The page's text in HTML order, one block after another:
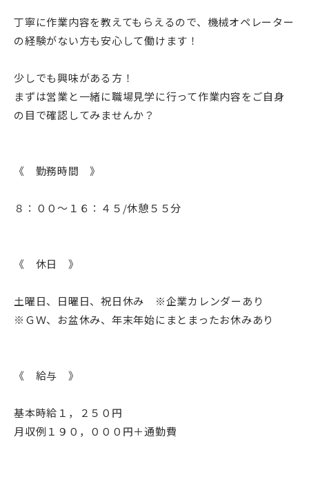
丁寧に作業内容を教えてもらえるので、機械オペレーター
の経験がない方も安心して働けます！
少しでも興味がある方！
まずは営業と一緒に職場見学に行って作業内容をご自身
の目で確認してみませんか？
《 勤務時間 》
８：００～１６：４５/休憩５５分
《 休日 》
土曜日、日曜日、祝日休み ※企業カレンダーあり
※ＧＷ、お盆休み、年末年始にまとまったお休みあり
《 給与 》
基本時給１，２５０円
月収例１９０，０００円＋通勤費